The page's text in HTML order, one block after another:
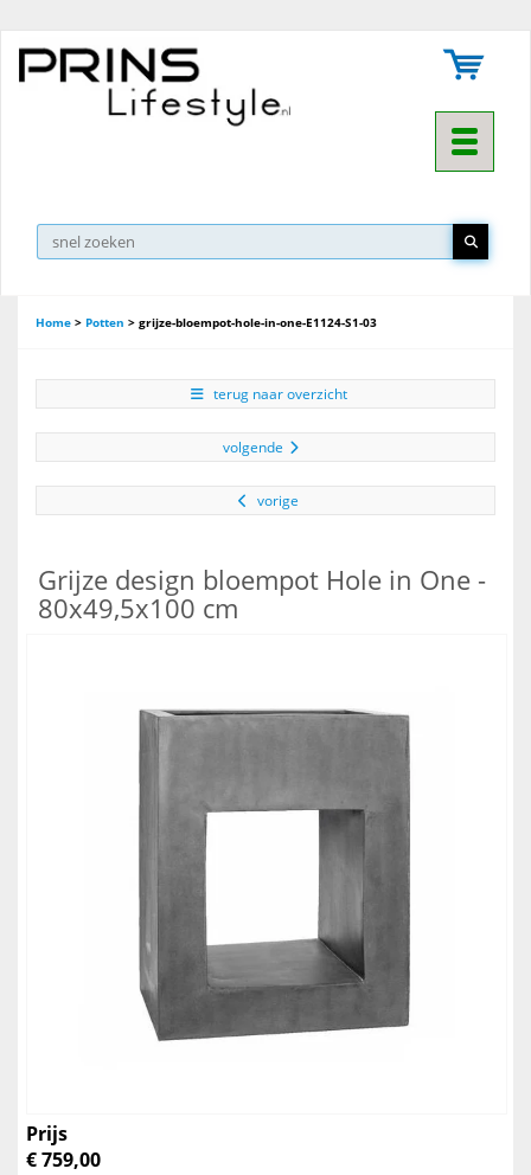
Toggle
Home > Potten > grijze-bloempot-hole-in-one-E1124-S1-03
terug naar overzicht
volgende
vorige
Grijze design bloempot Hole in One -
80x49,5x100 cm
Prijs
€ 759,00